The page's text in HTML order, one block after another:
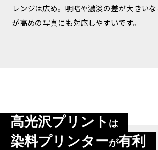
レンジは広め。明暗や濃淡の差が大きい
が高めの写真にも対応しやすいです。
高光沢プリント は
染料プリンターが有利